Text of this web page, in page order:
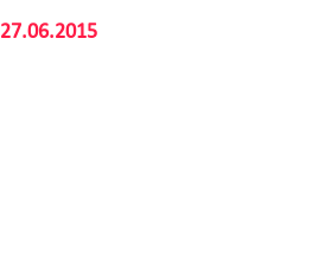
27.06.2015